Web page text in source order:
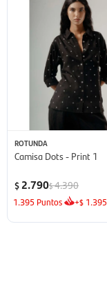
ROTUNDA
Camisa Dots - Print 1
$ 2.790$4.390
1.395 Puntos +$ 1.395